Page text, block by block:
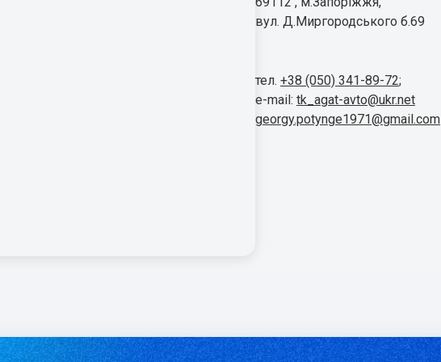
вул. Д.Миргородського б.69
тел. +38 (050) 341-89-72;
e-mail: tk_agat-avto@ukr.net
georgy.potynge1971@gmail.com